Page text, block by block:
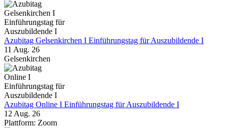
Azubitag Gelsenkirchen I Einführungstag für Auszubildende I
11 Aug. 26
Gelsenkirchen
Azubitag Online I Einführungstag für Auszubildende I
12 Aug. 26
Plattform: Zoom